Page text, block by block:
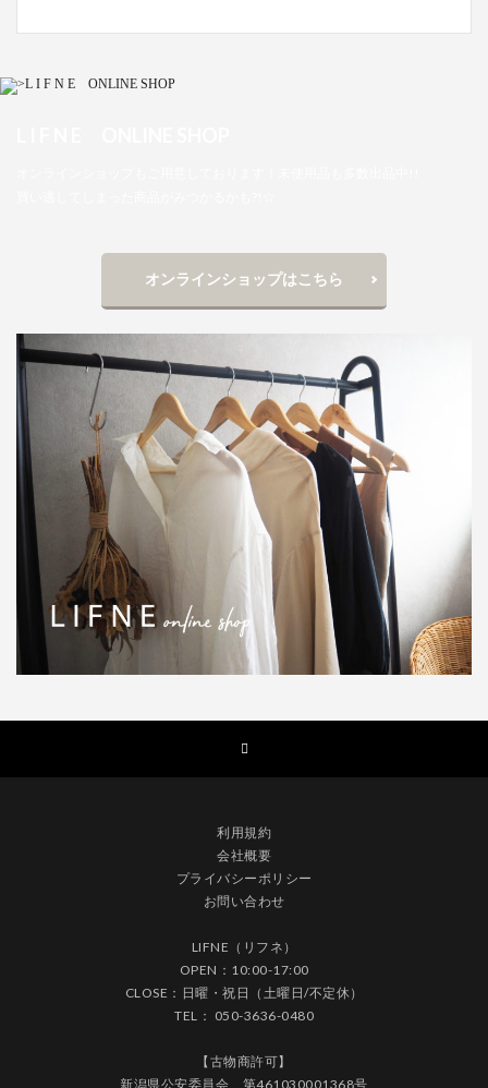
オンラインショップはこちら
利用規約
会社概要
プライバシーポリシー
お問い合わせ
LIFNE（リフネ）
OPEN：10:00-17:00
CLOSE：日曜・祝日（土曜日/不定休）
TEL： 050-3636-0480
【古物商許可】
新潟県公安委員会 第461030001368号